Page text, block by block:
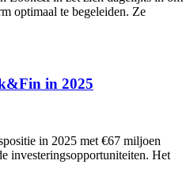
optimaal te begeleiden. Ze
in 2025
in 2025 met €67 miljoen
investeringsopportuniteiten. Het